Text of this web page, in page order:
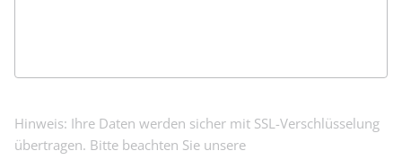
Hinweis: Ihre Daten werden sicher mit SSL-Verschlüsselung
übertragen. Bitte beachten Sie unsere